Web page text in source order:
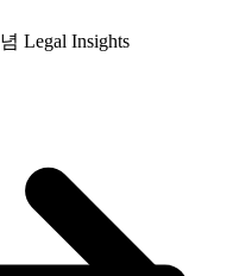
Legal Insights